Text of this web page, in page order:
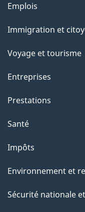
Thèmes
sujets
Emplois
Immigration et
Voyage et tourisme
Entreprises
Prestations
Santé
Impôts
Environnement et
Sécurité nationale